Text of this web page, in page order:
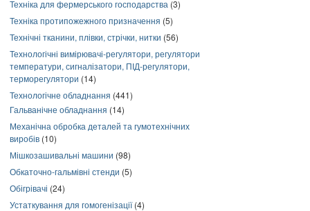
Техніка для фермерського господарства (3)
Техніка протипожежного призначення (5)
Технічні тканини, плівки, стрічки, нитки (56)
Технологічні вимірювачі-регулятори, регулятори
температури, сигналізатори, ПІД-регулятори,
терморегулятори (14)
Технологічне обладнання (441)
Гальванічне обладнання (14)
Механічна обробка деталей та гумотехнічних
виробів (10)
Мішкозашивальні машини (98)
Обкаточно-гальмівні стенди (5)
Обігрівачі (24)
Устаткування для гомогенізації(4)